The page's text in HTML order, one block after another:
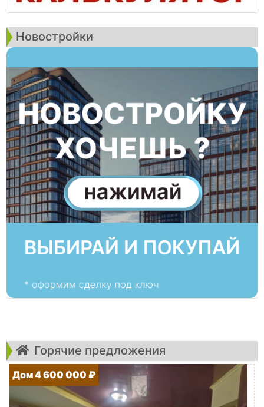
Новостройки
Горячие предложения
Дом 4 600 000 ₽